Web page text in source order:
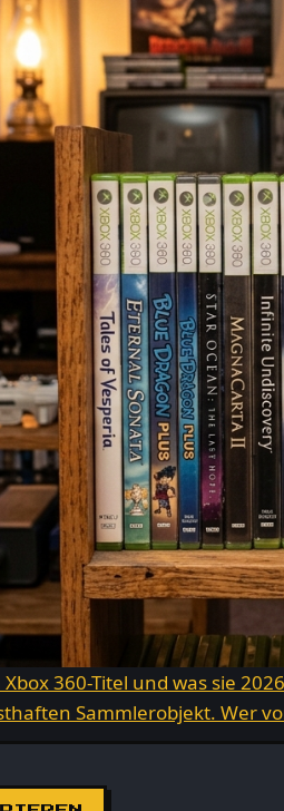
360-Titel und was sie
Sammlerobjekt. Wer